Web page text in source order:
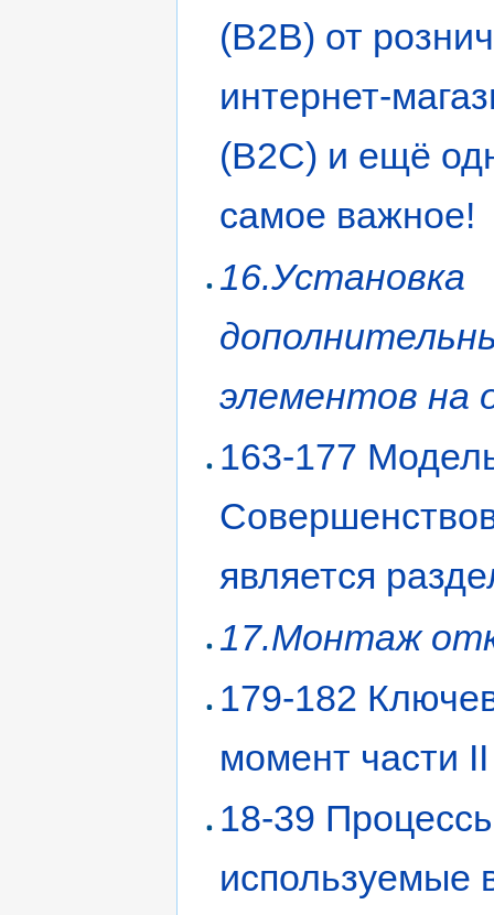
(B2B) от
интернет-
(B2C) и ещё
самое важное!
16.Установка
элементов на
163-177
является
17.Монтаж
179-182
момент части II
18-39
используемые